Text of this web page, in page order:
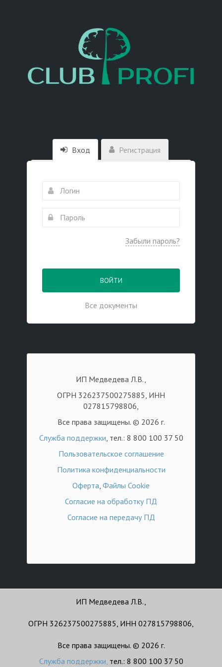
Вход Регистрация
Забыли пароль?
ВОЙТИ
Все документы
ИП Медведева Л.В.,
ОГРН 326237500275885, ИНН
027815798806,
Все права защищены. © 2026 г.
Служба поддержки, тел.: 8 800 100 37 50
Пользовательское соглашение
Политика конфиденциальности
Оферта, Файлы Cookie
Согласие на обработку ПД
Согласие на передачу ПД
ИП Медведева Л.В.,
ОГРН 326237500275885, ИНН 027815798806,
Все права защищены. © 2026 г.
Служба поддержки, тел.: 8 800 100 37 50